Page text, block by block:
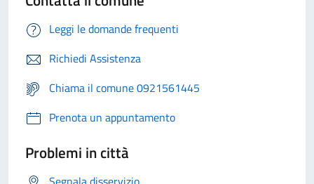
Leggi le domande frequenti
Richiedi Assistenza
Chiama il comune 0921561445
Prenota un appuntamento
Problemi in città